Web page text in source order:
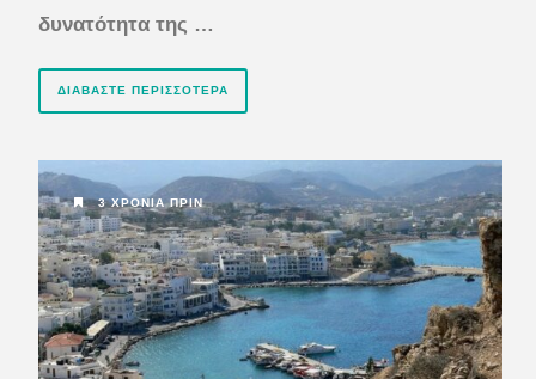
δυνατότητα της …
ΔΙΑΒΆΣΤΕ ΠΕΡΙΣΣΌΤΕΡΑ
3 ΧΡΌΝΙΑ ΠΡΙΝ